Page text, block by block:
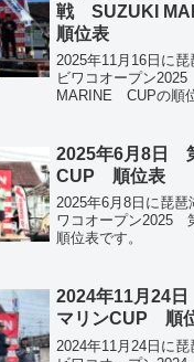
戦 SUZUKI
順位表
2025年11月16日に
ビワコオープン
MARINE CUPの順
2025年6月8
CUP 順位表
2025年6月8日に琵
ワコオープン2025
順位表です。
2024年11月24
マリンCUP 順
2024年11月24日に